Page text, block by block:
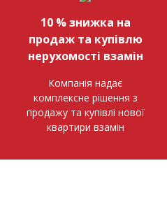
10 % знижка на
продаж та купівлю
нерухомості взамін
Компанія надає
комплексне рішення з
продажу та купівлі нової
квартири взамін